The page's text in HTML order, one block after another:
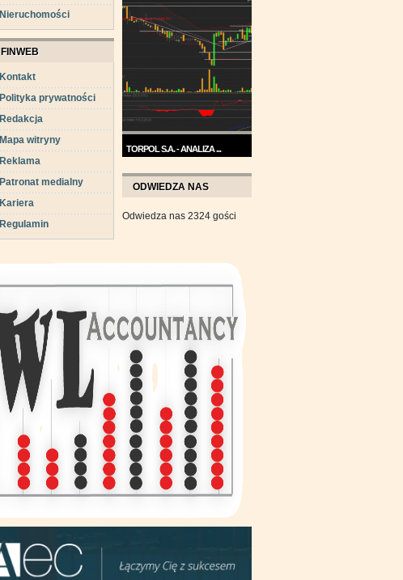
Nieruchomości
Kontakt
Polityka prywatności
Redakcja
Mapa witryny
Reklama
Patronat medialny
Kariera
Regulamin
Trend na wykresie Grupy Kęty
jest wzrostowy. ...
TORPOL S.A. - ANALIZA ...
września wykres Torpolu ...
ODWIEDZA NAS
Odwiedza nas 2324 gości